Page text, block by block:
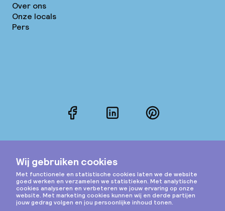
Over ons
Onze locals
Pers
FacebookLinkedInPinterest
Instagram